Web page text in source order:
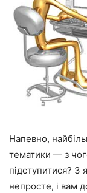
Напевно,
тематики — з
підступитися? З
непросте, і вам